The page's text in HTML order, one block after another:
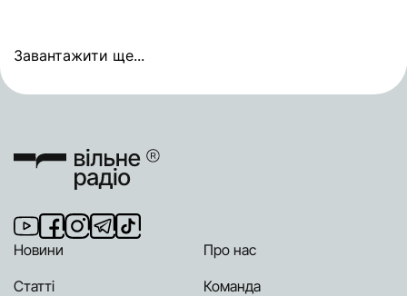
Завантажити ще...
Новини
Статті
Про нас
Команда